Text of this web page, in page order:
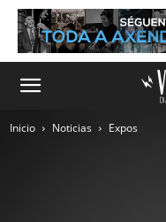
Inicio Noticias Expos